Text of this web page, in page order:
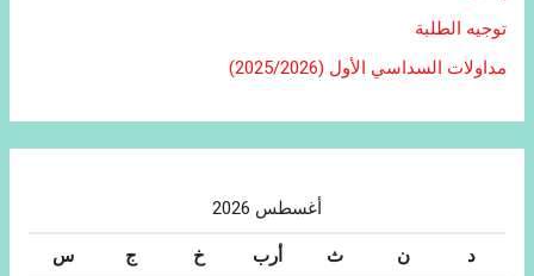
توجيه الطلبة
مداولات السداسي الأول (2025/2026)
أغسطس 2026
د ن ث أرب خ ج س